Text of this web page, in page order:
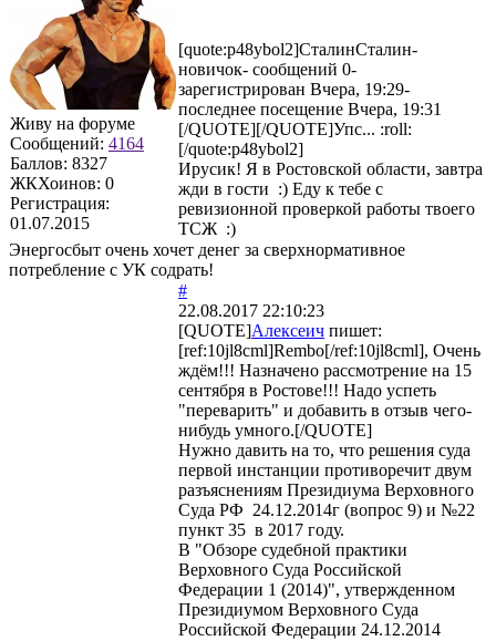
Живу на форуме
Сообщений: 4164
Баллов: 8327
ЖКХоинов: 0
Регистрация:
01.07.2015
[quote:p48ybol2]СталинСталин-
новичок- сообщений 0-
зарегистрирован Вчера, 19:29-
последнее посещение Вчера, 19:31
[/QUOTE][/QUOTE]Упс... :roll:
[/quote:p48ybol2]
Ирусик! Я в Ростовской области, завтра
жди в гости :) Еду к тебе с
ревизионной проверкой работы твоего
ТСЖ :)
Энергосбыт очень хочет денег за сверхнормативное
потребление с УК содрать!
#
22.08.2017 22:10:23
[QUOTE]Алексеич пишет:
[ref:10jl8cml]Rembo[/ref:10jl8cml], Очень
ждём!!! Назначено рассмотрение на 15
сентября в Ростове!!! Надо успеть
"переварить" и добавить в отзыв чего-
нибудь умного.[/QUOTE]
Нужно давить на то, что решения суда
первой инстанции противоречит двум
разъяснениям Президиума Верховного
Суда РФ 24.12.2014г (вопрос 9) и №22
пункт 35 в 2017 году.
В "Обзоре судебной практики
Верховного Суда Российской
Федерации 1 (2014)", утвержденном
Президиумом Верховного Суда
Российской Федерации 24.12.2014